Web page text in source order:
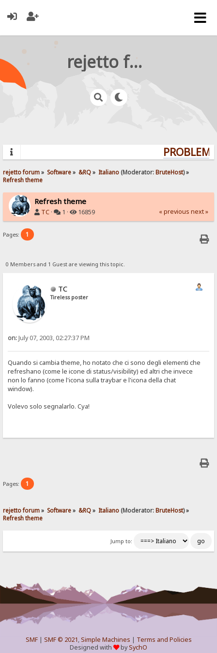
rejetto forum
rejetto forum» Software» &RQ» Italiano (Moderator:BruteHost) »
Refresh theme
Refresh theme
TC · 1 · 16859 « previous next »
Pages: 1
0 Members and 1 Guest are viewing this topic.
TC
Tireless poster
on:July 07, 2003, 02:27:37 PM
Quando si cambia theme, ho notato che ci sono degli elementi che
refreshano (come le icone di status/visibility) ed altri che invece
non lo fanno (come l'icona sulla traybar e l'icona della chat
window).
Volevo solo segnalarlo. Cya!
Pages: 1
rejetto forum» Software» &RQ» Italiano (Moderator:BruteHost) »
Refresh theme
Jump to:
SMF| SMF © 2021,Simple Machines | Terms and Policies
Designed with
bySychO